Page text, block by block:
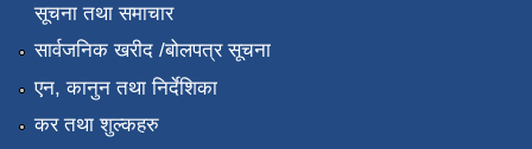
सूचना तथा समाचार
सार्वजनिक खरीद /बोलपत्र सूचना
एन, कानुन तथा निर्देशिका
कर तथा शुल्कहरु